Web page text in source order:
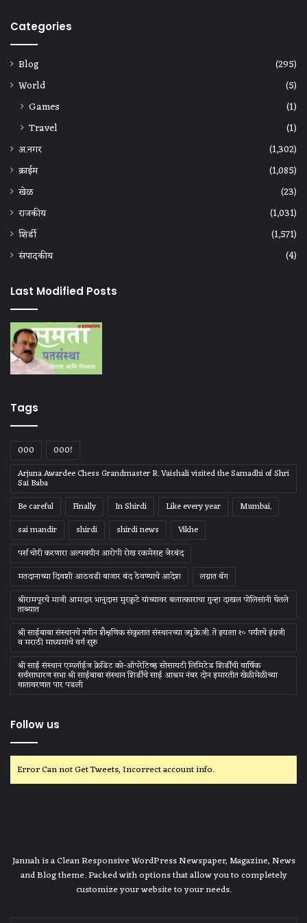
Categories
Blog
(295)
World
(5)
Games
(1)
Travel
(1)
अ.नगर
(1,302)
क्राईम
(1,085)
खेळ
(23)
राजकीय
(1,031)
शिर्डी
(1,571)
संपादकीय
(4)
Last Modified Posts
Tags
000
000!
Arjuna Awardee Chess Grandmaster R. Vaishali visited the Samadhi of Shri
Sai Baba
Be careful
Finally In Shirdi Like every year
Mumbai.
sai mandir
shirdi shirdi news
Vikhe
पर्स चोरी करणारा अल्पवयीन आरोपी रोख रकमेसह जेरबंद
मतदानाच्या दिवशी आठवडी बाजार बंद ठेवण्याचे आदेश
लग्नात बॅग
श्रीरामपूरचे माजी आमदार भानुदास मुरकुटे यांच्यावर बलात्काराचा गुन्हा दाखल पोलिसांनी घेतले
ताब्यात
श्री साईबाबा संस्‍थानचे नवीन शैक्षणिक संकुलात संस्‍थानच्‍या ज्‍यु.के.जी. ते इयत्‍ता १० पर्यंतचे इंग्रजी
व मराठी माध्‍यमांचे वर्ग सुरु
श्री साई संस्थान एम्प्लॉईज क्रेडिट को-ऑपरेटिव्ह सोसायटी लिमिटेड शिर्डीची वार्षिक
सर्वसाधारण सभा श्री साईबाबा संस्थान शिर्डीचे साई आश्रम नंबर दोन इमारतीत खेळीमेळीच्या
वातावरणात पार पडली
Follow us
Error Can not Get Tweets, Incorrect account info.
Jannah is a Clean Responsive WordPress Newspaper, Magazine, News
and Blog theme. Packed with options that allow you to completely
customize your website to your needs.